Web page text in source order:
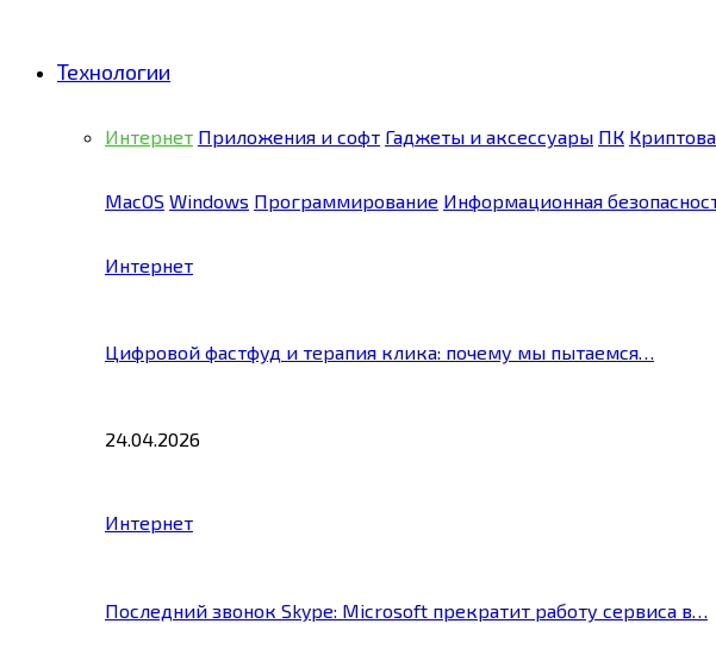
Технологии
Интернет Приложения и софт Гаджеты и аксессуары ПК
MacOS Windows Программирование Информационная
Интернет
Цифровой фастфуд и терапия клика: почему мы пытаемся…
24.04.2026
Интернет
Последний звонок Skype: Microsoft прекратит работу сервиса в…